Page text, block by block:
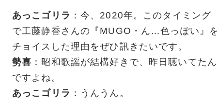
あっこゴリラ ：今、2020年。このタイミング
で工藤静香さんの『MUGO・ん…色っぽい』
チョイスした理由をぜひ訊きたいです。
勢喜 ：昭和歌謡が結構好きで、昨日聴いてたん
ですよね。
あっこゴリラ ：うんうん。